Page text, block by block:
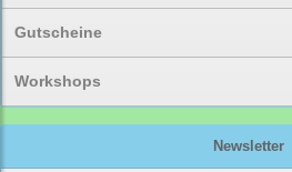
Gutscheine
Workshops
Newsletter